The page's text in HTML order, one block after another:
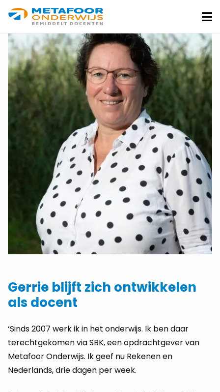
Metafoor
Onderwijs
Gerrie blijft zich ontwikkelen
als docent
‘Sinds 2007 werk ik in het onderwijs. Ik ben daar
terechtgekomen via SBK, een opdrachtgever van
Metafoor Onderwijs. Ik geef nu Rekenen en
Nederlands, drie dagen per week.